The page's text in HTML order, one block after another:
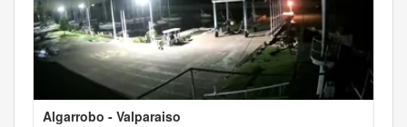
Algarrobo - Valparaiso